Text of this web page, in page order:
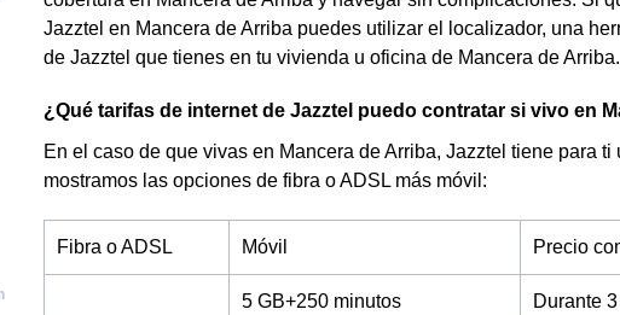
Jazztel en Mancera de Arriba puedes utilizar el localizador, una
de Jazztel que tienes en tu vivienda u oficina de Mancera de Arriba.
¿Qué tarifas de internet de Jazztel puedo contratar si vivo en
En el caso de que vivas en Mancera de Arriba, Jazztel tiene para
mostramos las opciones de fibra o ADSL más móvil:
Fibra o ADSL Móvil Precio
5 GB+250 minutos Durante